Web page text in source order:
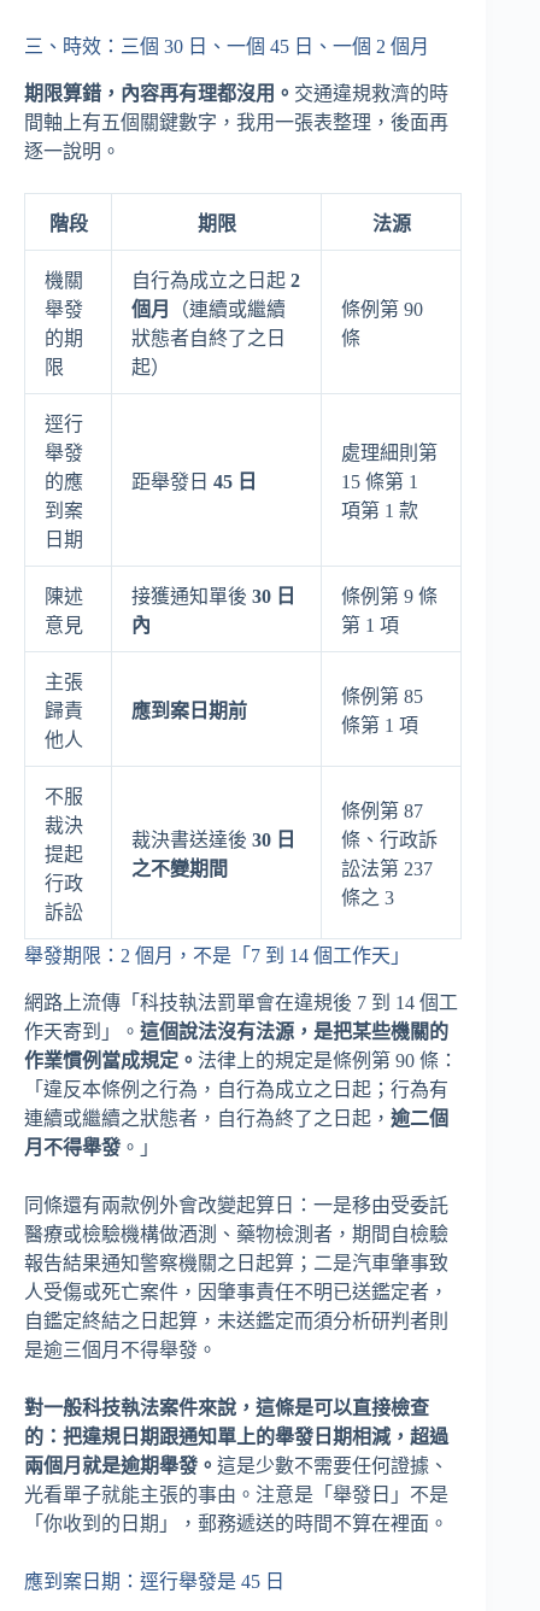
三、時效：三個 30 日、一個 45 日、一個 2 個月
期限算錯，內容再有理都沒用。 交通違規救濟的時
間軸上有五個關鍵數字，我用一張表整理，後面再
逐一說明。
階段 期限 法源
機關
舉發
的期
限
自行為成立之日起 2
個月
（連續或繼續
狀態者自終了之日
起）
條例第 90
條
逕行
舉發
的應
到案
日期
距舉發日 45 日
處理細則第
15 條第 1
項第 1 款
陳述
意見
接獲通知單後 30 日
內
條例第 9 條
第 1 項
主張
歸責
他人
應到案日期前
條例第 85
條第 1 項
不服
裁決
提起
行政
訴訟
裁決書送達後 30 日
之不變期間
條例第 87
條、行政訴
訟法第 237
條之 3
舉發期限：2 個月，不是「7 到 14 個工作天」
網路上流傳「科技執法罰單會在違規後 7 到 14 個工
作天寄到」。 這個說法沒有法源，是把某些機關的
作業慣例當成規定。 法律上的規定是條例第 90 條：
「違反本條例之行為，自行為成立之日起；行為有
連續或繼續之狀態者，自行為終了之日起， 逾二個
月不得舉發 。」
同條還有兩款例外會改變起算日：一是移由受委託
醫療或檢驗機構做酒測、藥物檢測者，期間自檢驗
報告結果通知警察機關之日起算；二是汽車肇事致
人受傷或死亡案件，因肇事責任不明已送鑑定者，
自鑑定終結之日起算，未送鑑定而須分析研判者則
是逾三個月不得舉發。
對一般科技執法案件來說，這條是可以直接檢查
的：把違規日期跟通知單上的舉發日期相減，超過
兩個月就是逾期舉發。 這是少數不需要任何證據、
光看單子就能主張的事由。注意是「舉發日」不是
「你收到的日期」，郵務遞送的時間不算在裡面。
應到案日期：逕行舉發是 45 日